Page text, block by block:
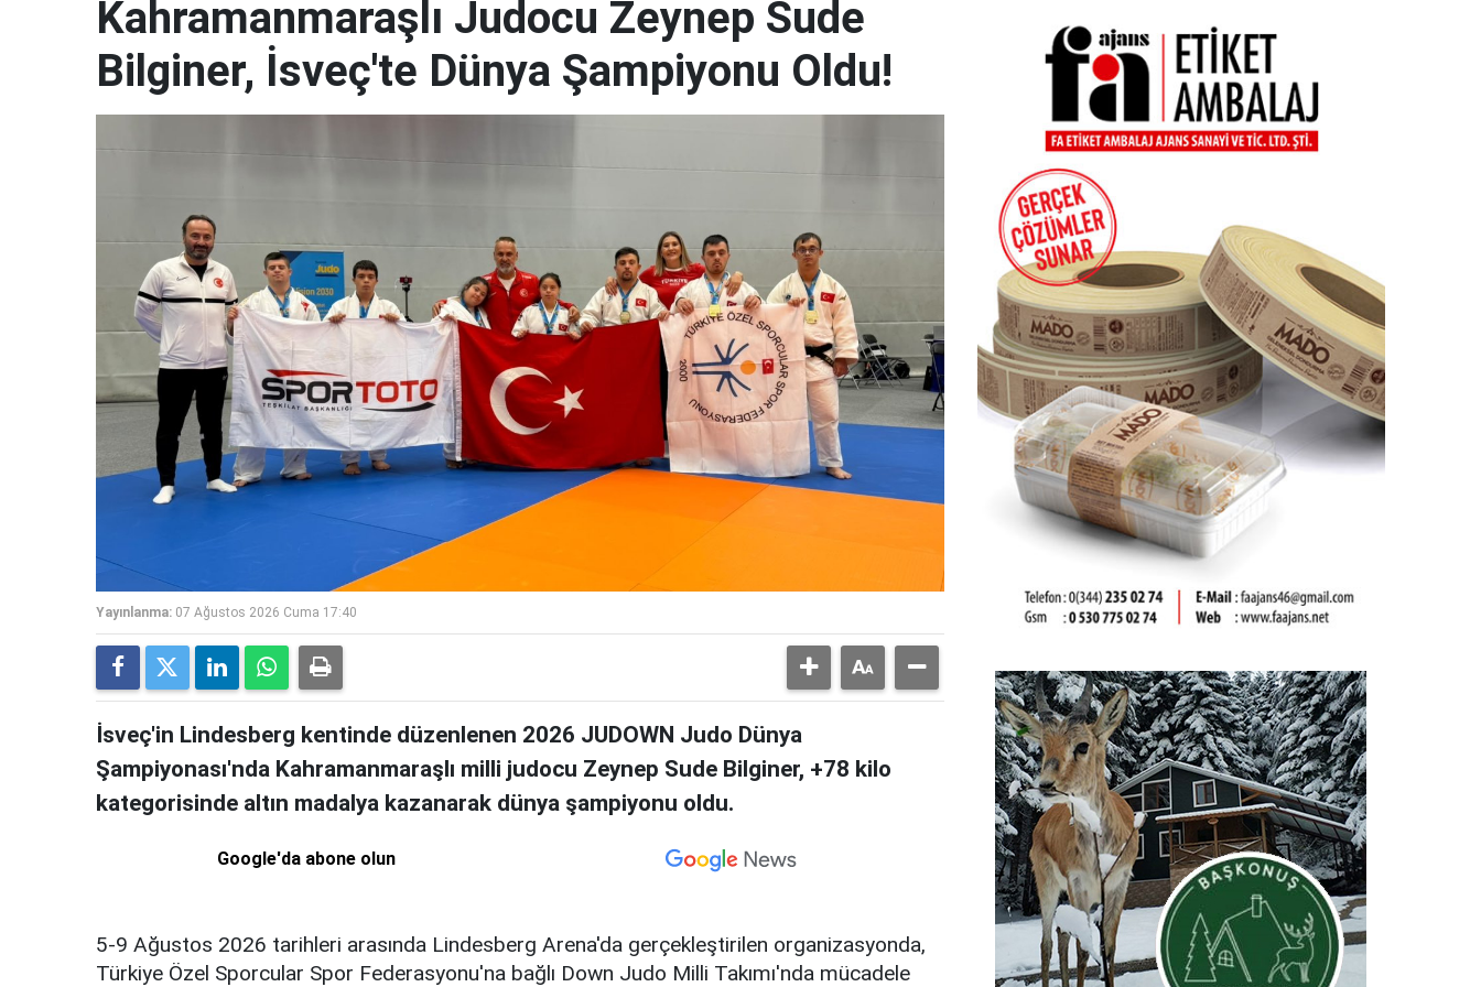
Kahramanmaraşlı Judocu Zeynep Sude
Bilginer, İsveç'te Dünya Şampiyonu Oldu!
Yayınlanma: 07 Ağustos 2026 Cuma 17:40
İsveç'in Lindesberg kentinde düzenlenen 2026 JUDOWN Judo Dünya
Şampiyonası'nda Kahramanmaraşlı milli judocu Zeynep Sude Bilginer, +78 kilo
kategorisinde altın madalya kazanarak dünya şampiyonu oldu.
Google'da abone olun
5-9 Ağustos 2026 tarihleri arasında Lindesberg Arena'da gerçekleştirilen organizasyonda,
Türkiye Özel Sporcular Spor Federasyonu'na bağlı Down Judo Milli Takımı'nda mücadele